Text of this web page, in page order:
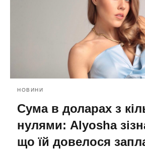
НОВИНИ
Сума в доларах з
нулями: Alyosha
що їй довелося